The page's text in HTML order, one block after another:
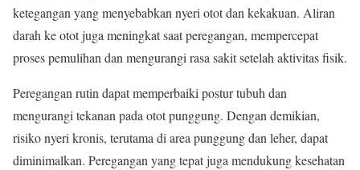
ketegangan yang menyebabkan nyeri otot dan kekakuan. Aliran
darah ke otot juga meningkat saat peregangan, mempercepat
proses pemulihan dan mengurangi rasa sakit setelah aktivitas fisik.
Peregangan rutin dapat memperbaiki postur tubuh dan
mengurangi tekanan pada otot punggung. Dengan demikian,
risiko nyeri kronis, terutama di area punggung dan leher, dapat
diminimalkan. Peregangan yang tepat juga mendukung kesehatan